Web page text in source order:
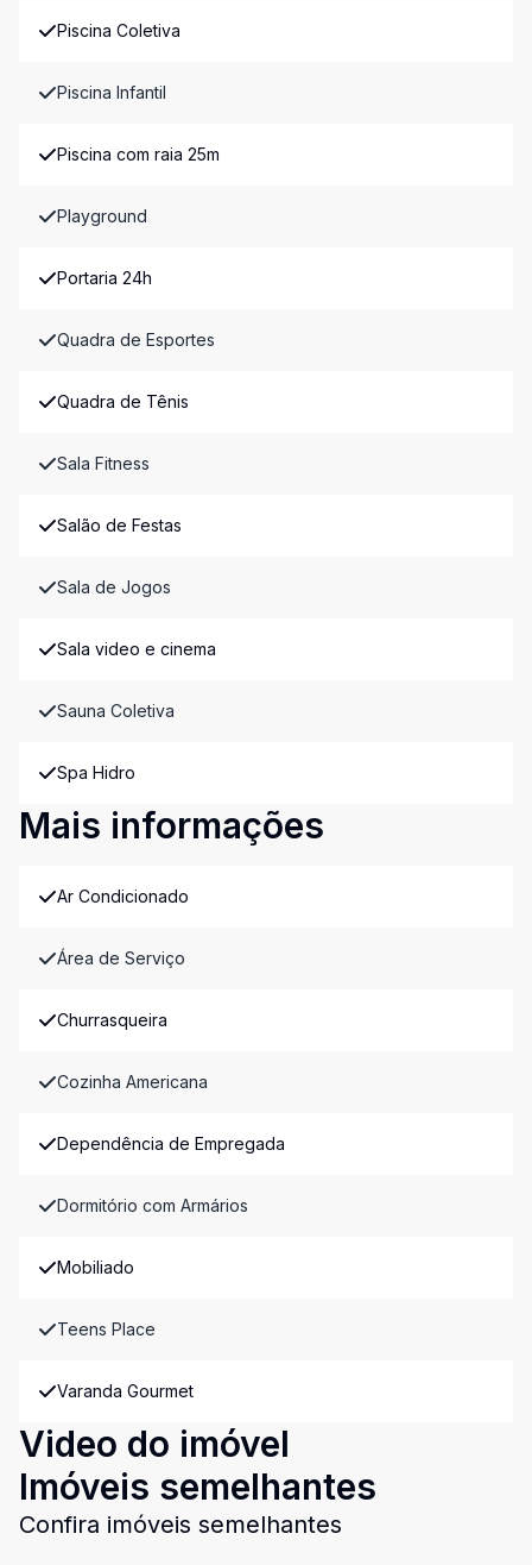
Piscina Coletiva
Piscina Infantil
Piscina com raia 25m
Playground
Portaria 24h
Quadra de Esportes
Quadra de Tênis
Sala Fitness
Salão de Festas
Sala de Jogos
Sala video e cinema
Sauna Coletiva
Spa Hidro
Mais informações
Ar Condicionado
Área de Serviço
Churrasqueira
Cozinha Americana
Dependência de Empregada
Dormitório com Armários
Mobiliado
Teens Place
Varanda Gourmet
Video do imóvel
Imóveis semelhantes
Confira imóveis semelhantes